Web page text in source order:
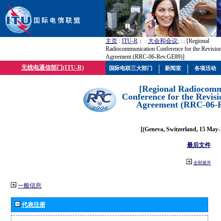
主页 : ITU-R ； : 大会和会议; : : [Regional
Radiocommunication Conference for the
Agreement (RRC-06-Rev.GE89)]
无线电通信部门(ITU-R)
[Regional
Conference for the
Agreement (RRC-06-
[(Geneva, Switzerland, 15
最后文件
全部展开
一般信息
代表注册
国际电联三大部门 新闻室 各项活动